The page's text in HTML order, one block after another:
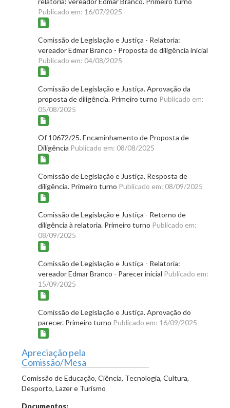
Publicado em: 16/07/2025
Comissão de Legislação e Justiça - Relatoria:
vereador Edmar Branco - Proposta de diligência inicial
Publicado em: 04/08/2025
Comissão de Legislação e Justiça. Aprovação da
proposta de diligência. Primeiro turno Publicado em:
05/08/2025
Of 10672/25. Encaminhamento de Proposta de
Diligência Publicado em: 08/08/2025
Comissão de Legislação e Justiça. Resposta de
diligência. Primeiro turno Publicado em: 08/09/2025
Comissão de Legislação e Justiça - Retorno de
diligência à relatoria. Primeiro turno Publicado em:
08/09/2025
Comissão de Legislação e Justiça - Relatoria:
vereador Edmar Branco - Parecer inicial Publicado em:
15/09/2025
Comissão de Legislação e Justiça. Aprovação do
parecer. Primeiro turno Publicado em: 16/09/2025
Apreciação pela
Comissão/Mesa
Comissão de Educação, Ciência, Tecnologia, Cultura,
Desporto, Lazer e Turismo